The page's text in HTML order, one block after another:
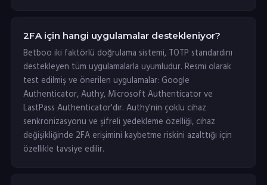
2FA için hangi uygulamalar destekleniyor?
Betboo iki faktörlü doğrulama sistemi, TOTP standardını
destekleyen tüm uygulamalarla uyumludur. Resmi olarak
test edilmiş ve önerilen uygulamalar: Google
Authenticator, Authy, Microsoft Authenticator ve
LastPass Authenticator'dır. Authy'nin çoklu cihaz
senkronizasyonu ve şifreli yedekleme özelliği, cihaz
değişikliğinde 2FA erişimini kaybetme riskini azalttığı için
özellikle tavsiye edilir.